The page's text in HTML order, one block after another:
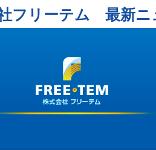
フリーテム 最新ニ